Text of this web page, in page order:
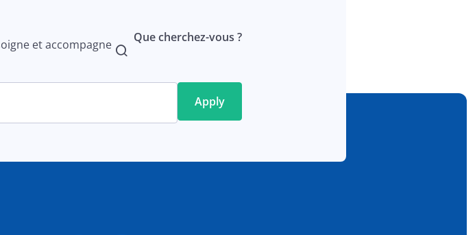
et accompagne
Que cherchez-vous ?